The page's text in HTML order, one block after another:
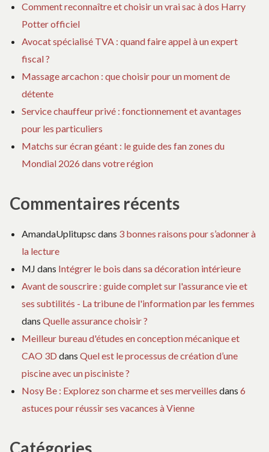
Comment reconnaître et choisir un vrai sac à dos Harry
Potter officiel
Avocat spécialisé TVA : quand faire appel à un expert
fiscal ?
Massage arcachon : que choisir pour un moment de
détente
Service chauffeur privé : fonctionnement et avantages
pour les particuliers
Matchs sur écran géant : le guide des fan zones du
Mondial 2026 dans votre région
Commentaires récents
AmandaUplitupsc dans 3 bonnes raisons pour s’adonner à
la lecture
MJ dans Intégrer le bois dans sa décoration intérieure
Avant de souscrire : guide complet sur l'assurance vie et
ses subtilités - La tribune de l'information par les femmes
dans Quelle assurance choisir ?
Meilleur bureau d'études en conception mécanique et
CAO 3D dans Quel est le processus de création d’une
piscine avec un pisciniste ?
Nosy Be : Explorez son charme et ses merveilles dans 6
astuces pour réussir ses vacances à Vienne
Catégories